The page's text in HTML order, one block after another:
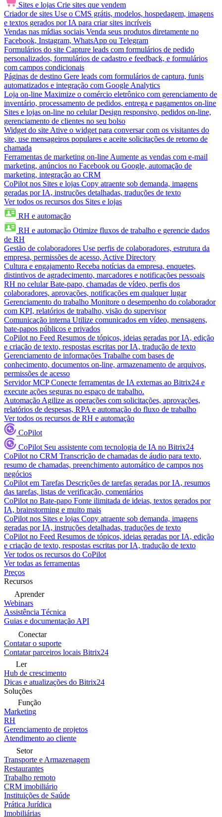
Sites e lojas Crie sites que vendem
Criador de sites Use o CMS grátis, modelos, hospedagem, imagens
e textos gerados por IA para criar sites incríveis
Vendas nas mídias sociais Venda seus produtos diretamente no
Facebook, Instagram, WhatsApp ou Telegram
Formulários do site Capture leads com formulários de pedido
personalizados, formulários de cadastro e feedback, e formulários
com campos condicionais
Páginas de destino Gere leads com formulários de captura, funis
automatizados e integração com Google Analytics
Loja on-line Maximize o comércio eletrônico com gerenciamento de
inventário, processamento de pedidos, entrega e pagamentos on-line
Sites e lojas on-line no celular Design responsivo, pedidos on-line,
gerenciamento de clientes no seu bolso
Widget do site Ative o widget para conversar com os visitantes do
site, use mensageiros populares e aceite solicitações de retorno de
chamada
Ferramentas de marketing on-line Aumente as vendas com e-mail
marketing, anúncios no Facebook ou Google, automação de
marketing, integração ao CRM
CoPilot nos Sites e lojas Copy atraente sob demanda, imagens
geradas por IA, instruções detalhadas, traduções de texto
Ver todos os recursos dos Sites e lojas
RH e automação
RH e automação Otimize fluxos de trabalho e gerencie dados
de RH
Gestão de colaboradores Use perfis de colaboradores, estrutura da
empresa, permissões de acesso, Active Directory
Cultura e engajamento Receba notícias da empresa, enquetes,
distintivos de agradecimento, marcadores e notificações pessoais
RH no celular Bate-papo, chamadas de vídeo, perfis dos
colaboradores, aprovações, notificações em qualquer lugar
Gerenciamento do trabalho Monitore o desempenho do colaborador
com KPI, relatórios de trabalho, visão do supervisor
Comunicação interna Utilize comunicados em vídeo, mensagens,
bate-papos públicos e privados
CoPilot no Feed Resumos de tópicos, ideias geradas por IA, edição
e criação de texto, respostas escritas por IA, tradução de texto
Gerenciamento de informações Trabalhe com bases de
conhecimento, documentos on-line, armazenamento de arquivos,
permissões de acesso
Servidor MCP Conecte ferramentas de IA externas ao Bitrix24 e
execute ações seguras no espaço de trabalho.
Automação Agilize as operações com solicitações, aprovações,
relatórios de despesas, RPA e automação do fluxo de trabalho
Ver todos os recursos de RH e automação
CoPilot
CoPilot Seu assistente com tecnologia de IA no Bitrix24
CoPilot no CRM Transcrição de chamadas de áudio para texto,
resumo de chamadas, preenchimento automático de campos nos
negócios
CoPilot em Tarefas Descrições de tarefas geradas por IA, resumos
das tarefas, listas de verificação, comentários
CoPilot no Bate-papo Fonte ilimitada de ideias, textos gerados por
IA, brainstorming e muito mais
CoPilot nos Sites e lojas Copy atraente sob demanda, imagens
geradas por IA, instruções detalhadas, traduções de texto
CoPilot no Feed Resumos de tópicos, ideias geradas por IA, edição
e criação de texto, respostas escritas por IA, tradução de texto
Ver todos os recursos do CoPilot
Ver todas as ferramentas
Preços
Recursos
Aprender
Webinars
Assistência Técnica
Guias e documentação API
Conectar
Contatar o suporte
Contatar parceiros locais Bitrix24
Ler
Hub de crescimento
Dicas e atualizações do Bitrix24
Soluções
Função
Marketing
RH
Gerenciamento de projetos
Atendimento ao cliente
Setor
Transporte e Armazenagem
Restaurantes
Trabalho remoto
CRM imobiliário
Instituições de Saúde
Prática Jurídica
Imobiliárias